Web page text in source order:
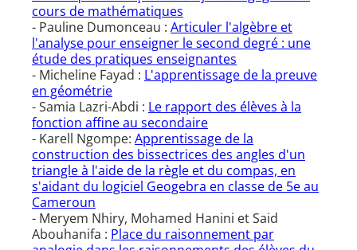
cours de mathématiques
- Pauline Dumonceau : Articuler l'algèbre et
l'analyse pour enseigner le second degré : une
étude des pratiques enseignantes
- Micheline Fayad : L'apprentissage de la preuve
en géométrie
- Samia Lazri-Abdi : Le rapport des élèves à la
fonction affine au secondaire
- Karell Ngompe: Apprentissage de la
construction des bissectrices des angles d'un
triangle à l'aide de la règle et du compas, en
s'aidant du logiciel Geogebra en classe de 5e au
Cameroun
- Meryem Nhiry, Mohamed Hanini et Said
Abouhanifa : Place du raisonnement par